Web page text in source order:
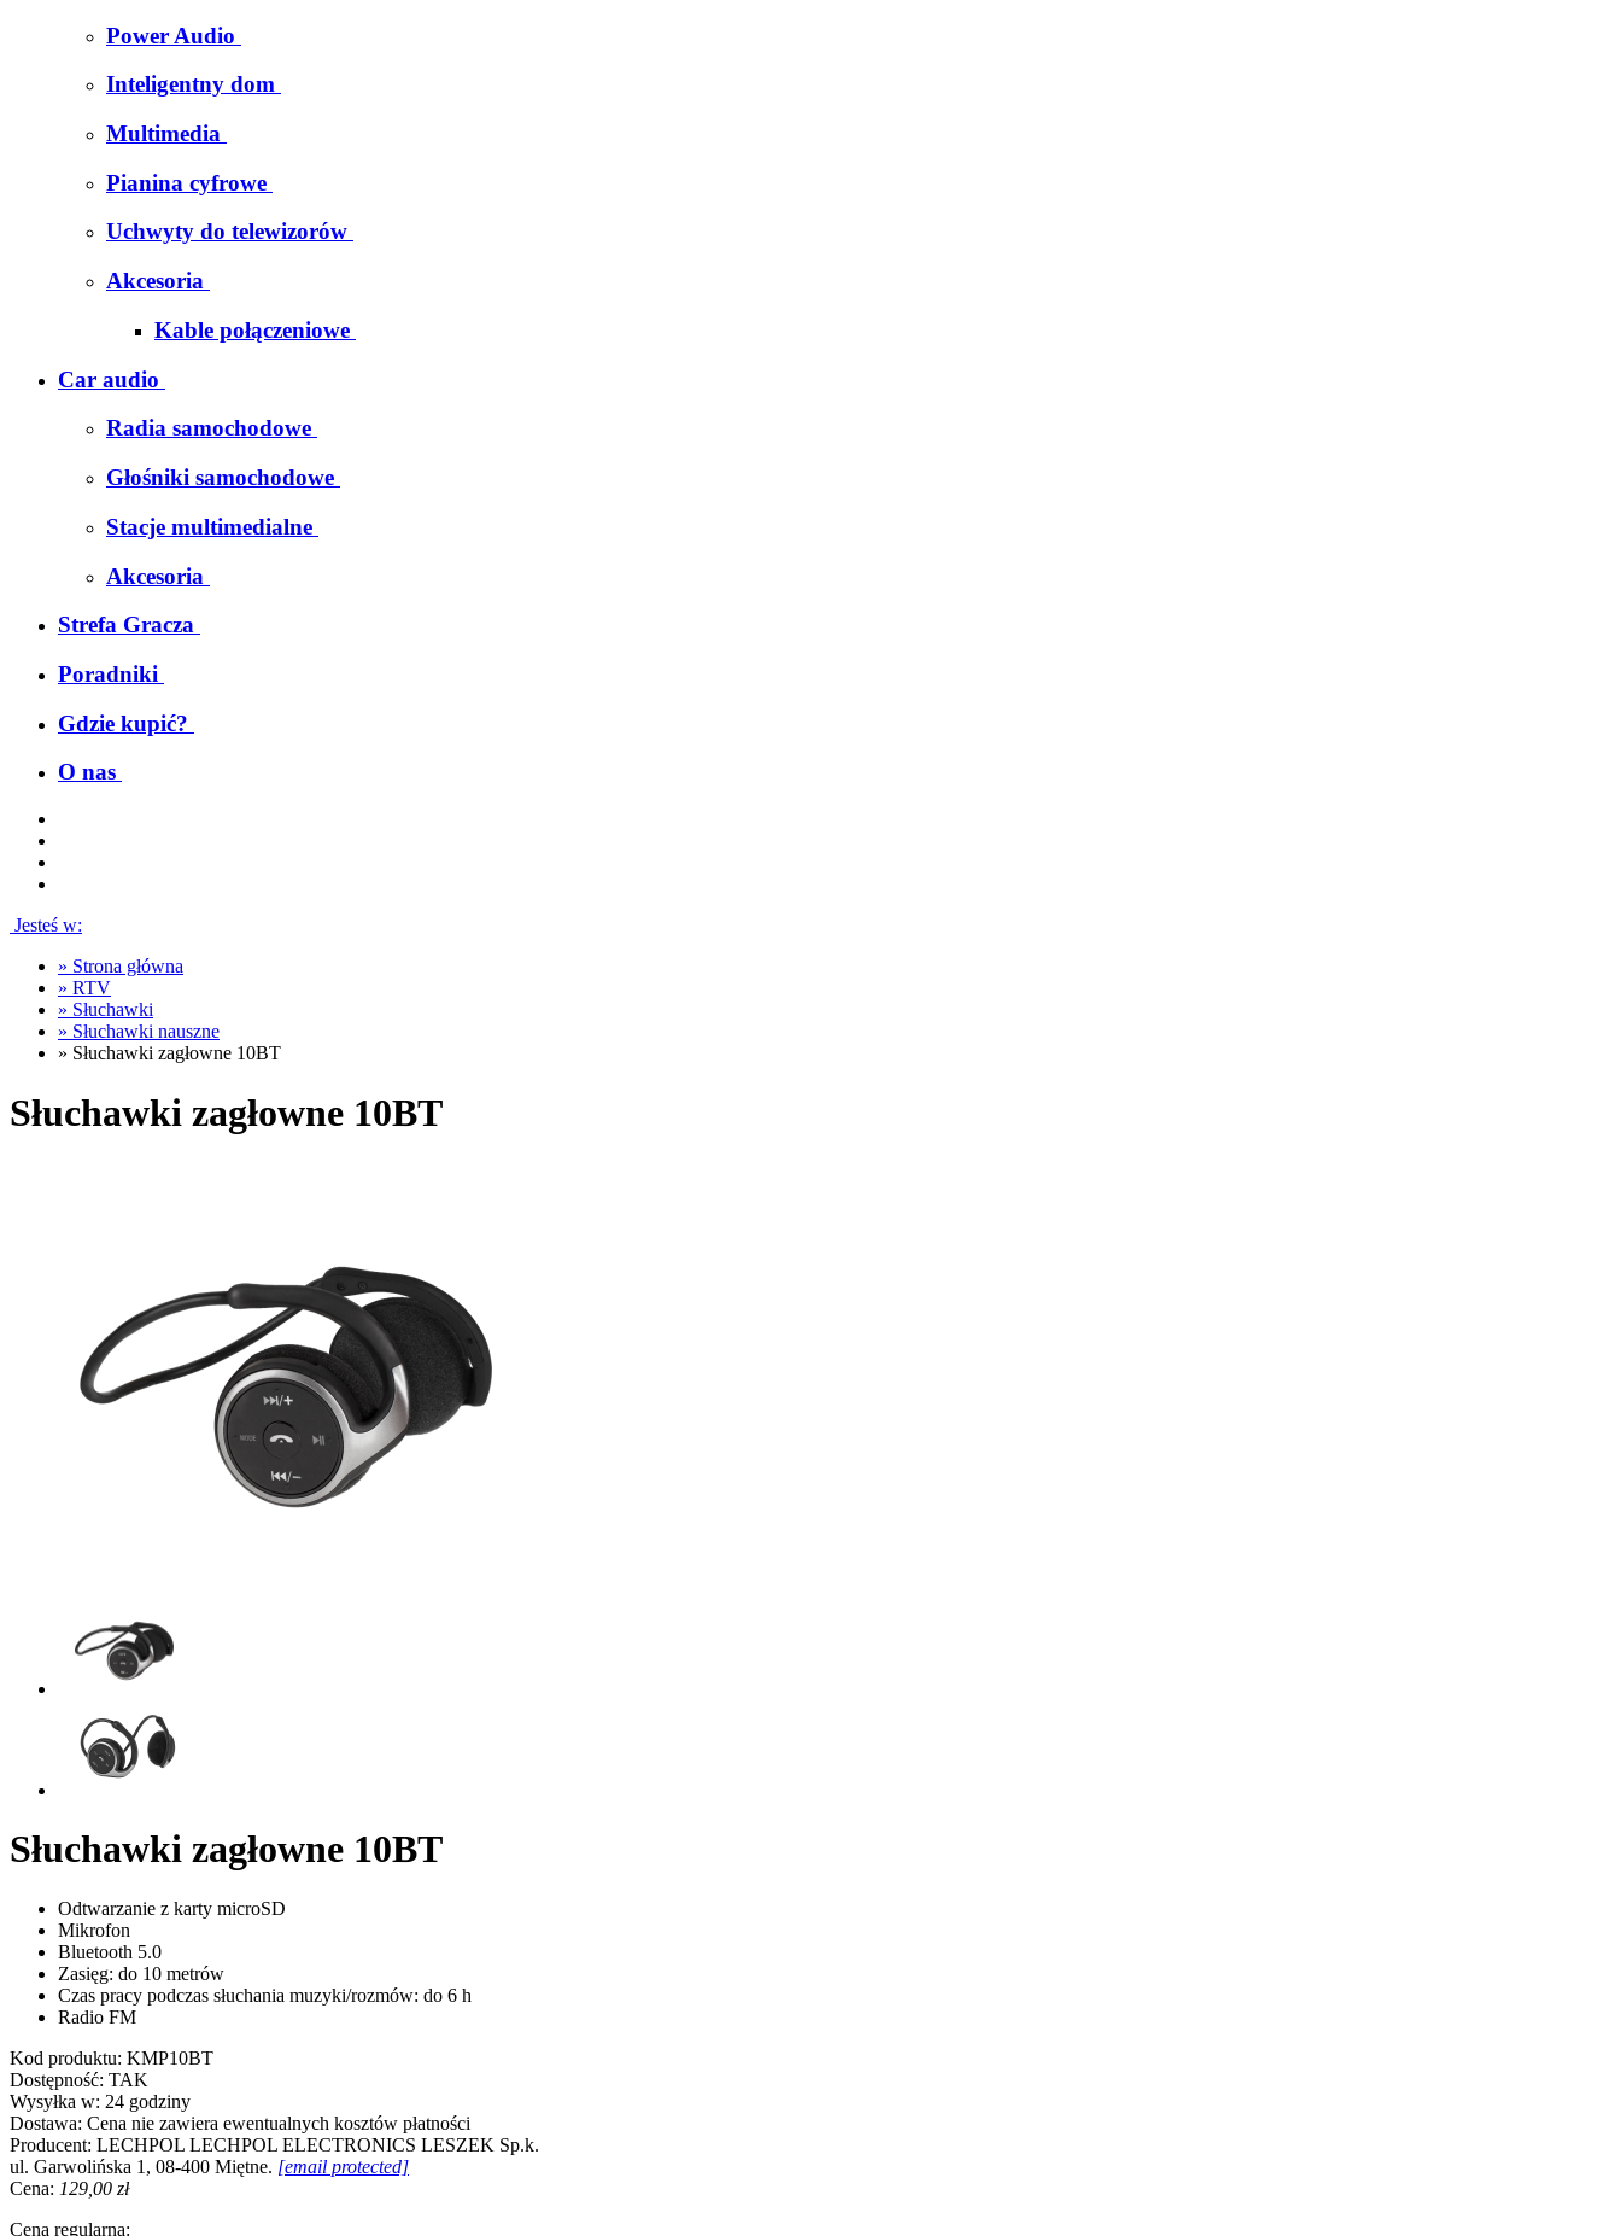
Power Audio
Inteligentny dom
Multimedia
Pianina cyfrowe
Uchwyty do telewizorów
Akcesoria
Kable połączeniowe
Car audio
Radia samochodowe
Głośniki samochodowe
Stacje multimedialne
Akcesoria
Strefa Gracza
Poradniki
Gdzie kupić?
O nas
Jesteś w:
» Strona główna
» RTV
» Słuchawki
» Słuchawki nauszne
» Słuchawki zagłowne 10BT
Słuchawki zagłowne 10BT
Słuchawki zagłowne 10BT
Odtwarzanie z karty microSD
Mikrofon
Bluetooth 5.0
Zasięg: do 10 metrów
Czas pracy podczas słuchania muzyki/rozmów: do 6 h
Radio FM
Kod produktu: KMP10BT
Dostępność: TAK
Wysyłka w: 24 godziny
Dostawa: Cena nie zawiera ewentualnych kosztów płatności
Producent: LECHPOL LECHPOL ELECTRONICS LESZEK Sp.k.
ul. Garwolińska 1, 08-400 Miętne. [email protected]
Cena: 129,00 zł
Cena regularna: